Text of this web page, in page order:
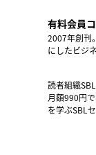
有料会員
2007年創刊
にしたビジ
読者組織
月額990円
を学ぶSBL